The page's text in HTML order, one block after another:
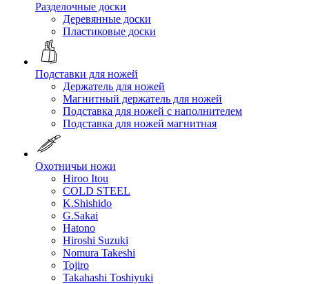
Разделочные доски
Деревянные доски
Пластиковые доски
Подставки для ножей
Держатель для ножей
Магнитный держатель для ножей
Подставка для ножей с наполнителем
Подставка для ножей магнитная
Охотничьи ножи
Hiroo Itou
COLD STEEL
K.Shishido
G.Sakai
Hatono
Hiroshi Suzuki
Nomura Takeshi
Tojiro
Takahashi Toshiyuki